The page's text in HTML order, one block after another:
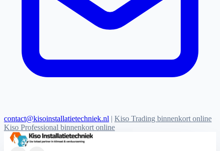
contact@kisoinstallatietechniek.nl | Kiso Trading binnenkort online
Kiso Professional binnenkort online